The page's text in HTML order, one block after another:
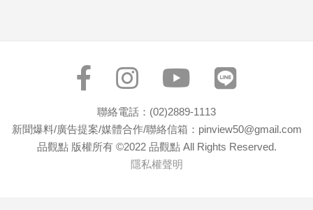
媒
聯絡電話：(02)2889-1113
新聞爆料/廣告提案/媒體合作/聯絡信箱：pinview50@gmail.com
品觀點 版權所有 ©2022 品觀點 All Rights Reserved.
隱私權聲明